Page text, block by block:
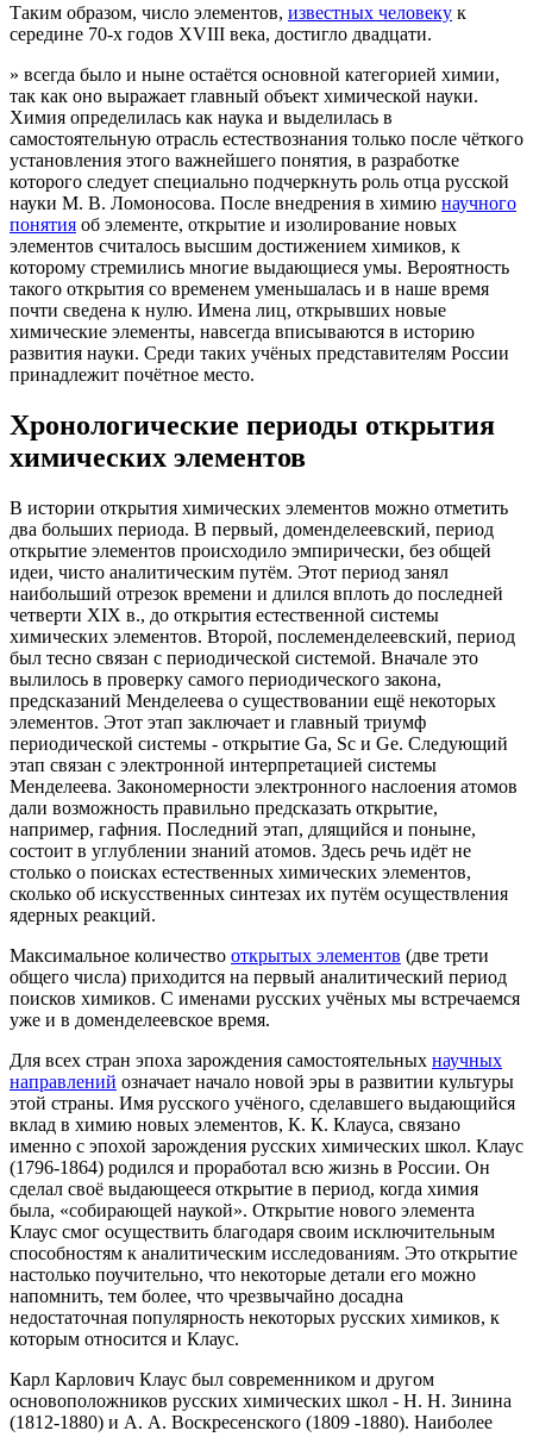
Таким образом, число элементов, известных человеку к
середине 70-х годов XVIII века, достигло двадцати.
» всегда было и ныне остаётся основной категорией химии,
так как оно выражает главный объект химической науки.
Химия определилась как наука и выделилась в
самостоятельную отрасль естествознания только после чёткого
установления этого важнейшего понятия, в разработке
которого следует специально подчеркнуть роль отца русской
науки М. В. Ломоносова. После внедрения в химию научного
понятия об элементе, открытие и изолирование новых
элементов считалось высшим достижением химиков, к
которому стремились многие выдающиеся умы. Вероятность
такого открытия со временем уменьшалась и в наше время
почти сведена к нулю. Имена лиц, открывших новые
химические элементы, навсегда вписываются в историю
развития науки. Среди таких учёных представителям России
принадлежит почётное место.
Хронологические периоды открытия
химических элементов
В истории открытия химических элементов можно отметить
два больших периода. В первый, доменделеевский, период
открытие элементов происходило эмпирически, без общей
идеи, чисто аналитическим путём. Этот период занял
наибольший отрезок времени и длился вплоть до последней
четверти XIX в., до открытия естественной системы
химических элементов. Второй, послеменделеевский, период
был тесно связан с периодической системой. Вначале это
вылилось в проверку самого периодического закона,
предсказаний Менделеева о существовании ещё некоторых
элементов. Этот этап заключает и главный триумф
периодической системы - открытие Ga, Sc и Ge. Следующий
этап связан с электронной интерпретацией системы
Менделеева. Закономерности электронного наслоения атомов
дали возможность правильно предсказать открытие,
например, гафния. Последний этап, длящийся и поныне,
состоит в углублении знаний атомов. Здесь речь идёт не
столько о поисках естественных химических элементов,
сколько об искусственных синтезах их путём осуществления
ядерных реакций.
Максимальное количество открытых элементов (две трети
общего числа) приходится на первый аналитический период
поисков химиков. С именами русских учёных мы встречаемся
уже и в доменделеевское время.
Для всех стран эпоха зарождения самостоятельных научных
направлений означает начало новой эры в развитии культуры
этой страны. Имя русского учёного, сделавшего выдающийся
вклад в химию новых элементов, К. К. Клауса, связано
именно с эпохой зарождения русских химических школ. Клаус
(1796-1864) родился и проработал всю жизнь в России. Он
сделал своё выдающееся открытие в период, когда химия
была, «собирающей наукой». Открытие нового элемента
Клаус смог осуществить благодаря своим исключительным
способностям к аналитическим исследованиям. Это открытие
настолько поучительно, что некоторые детали его можно
напомнить, тем более, что чрезвычайно досадна
недостаточная популярность некоторых русских химиков, к
которым относится и Клаус.
Карл Карлович Клаус был современником и другом
основоположников русских химических школ - Н. Н. Зинина
(1812-1880) и А. А. Воскресенского (1809 -1880). Наиболее